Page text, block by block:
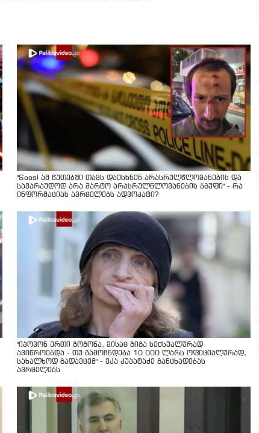
"Soos! ამ წუთებში თავს დაესხნენ არასრულწლოვანების და
სავარაუდოდ არა მარტო არასრულწლოვანების ჯგუფი" - რა
ინფორმაციას ავრცელებს ადვოკატი?
"იპოვონ ერთი გოგონა, ვისაც გიგა სექსუალურად
ავიწროებდა - თუ გამოჩნდება 10 000 ლარს ოფიციალურად,
სახალხოდ გადავცემ" - ეკა კუპატაძე განცხადებას
ავრცელებს